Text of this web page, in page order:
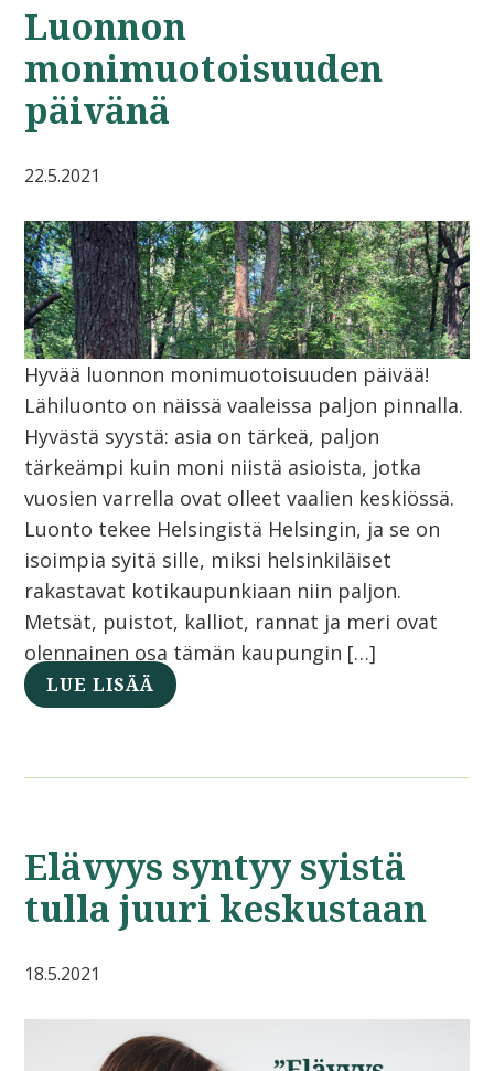
Luonnon
monimuotoisuuden
päivänä
22.5.2021
Hyvää luonnon monimuotoisuuden päivää!
Lähiluonto on näissä vaaleissa paljon pinnalla.
Hyvästä syystä: asia on tärkeä, paljon
tärkeämpi kuin moni niistä asioista, jotka
vuosien varrella ovat olleet vaalien keskiössä.
Luonto tekee Helsingistä Helsingin, ja se on
isoimpia syitä sille, miksi helsinkiläiset
rakastavat kotikaupunkiaan niin paljon.
Metsät, puistot, kalliot, rannat ja meri ovat
olennainen osa tämän kaupungin […]
LUE LISÄÄ
Elävyys syntyy syistä
tulla juuri keskustaan
18.5.2021